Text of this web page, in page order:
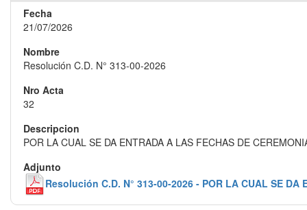
21/07/2026
Resolución C.D. N° 313-00-2026
32
POR LA CUAL SE DA ENTRADA A LAS FECHAS DE
Resolución C.D. N° 313-00-2026 - POR LA CUAL SE DA